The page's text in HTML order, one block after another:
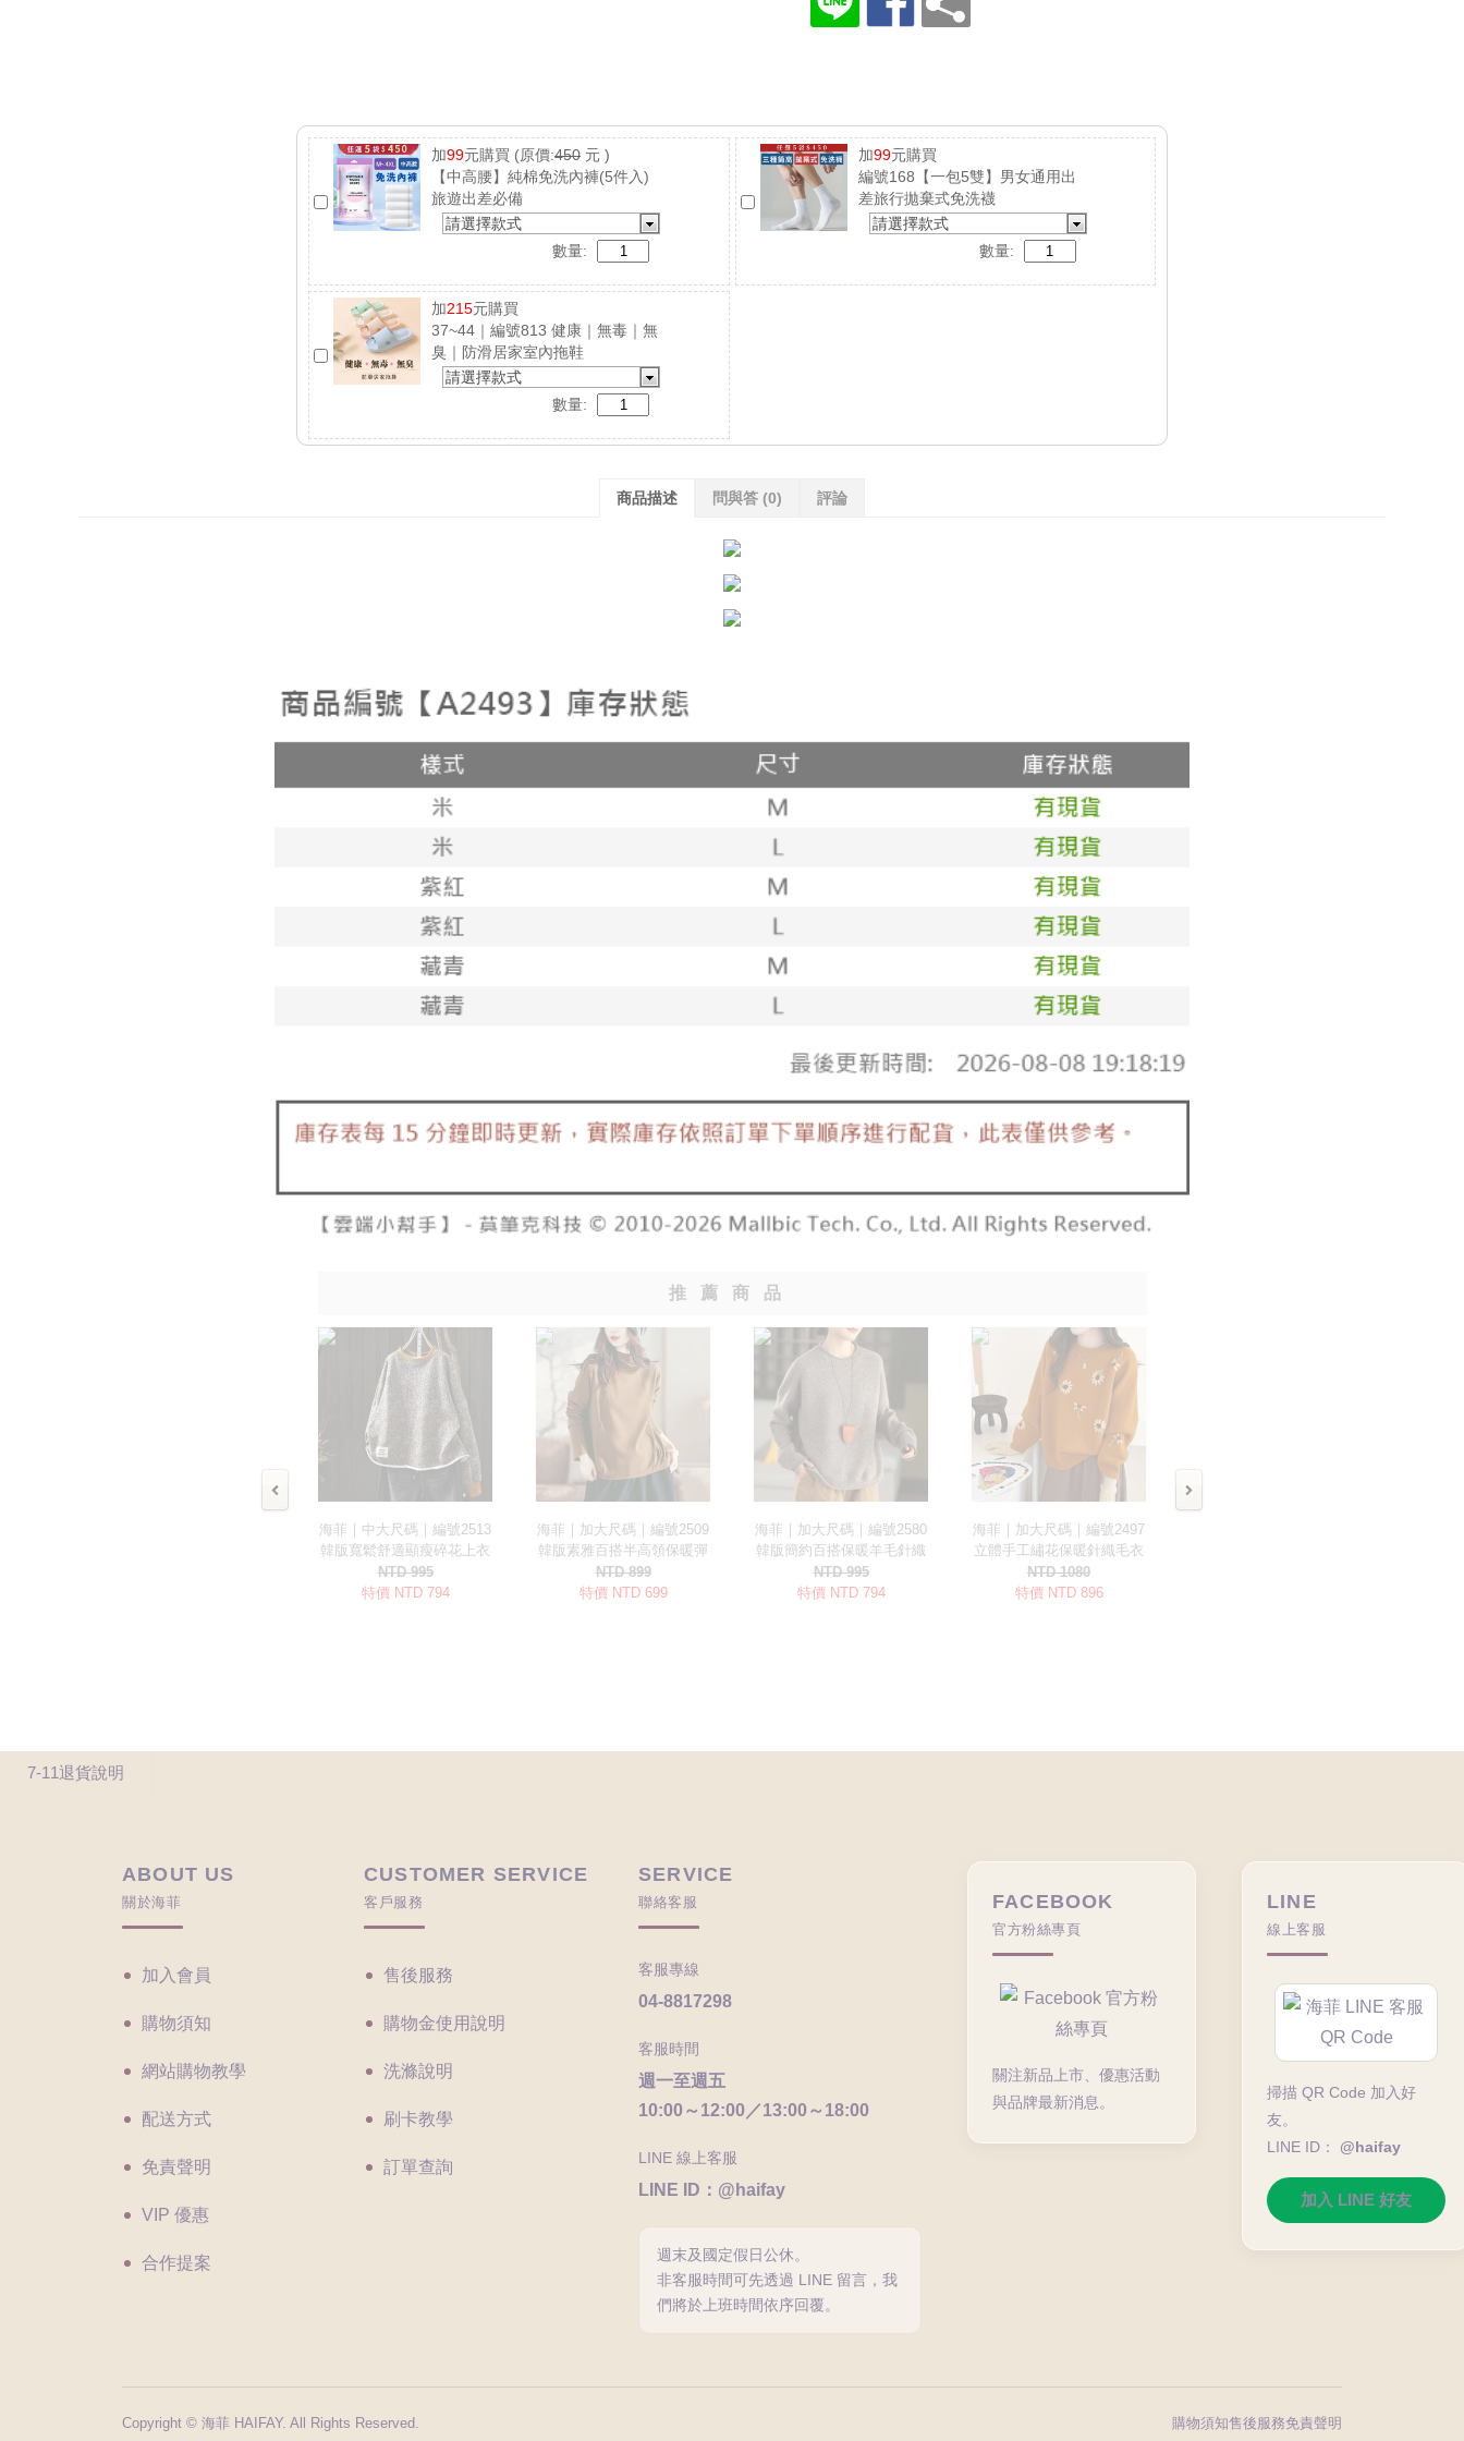
加99元購買 (原價:450 元 )
【中高腰】純棉免洗內褲(5件入)
旅遊出差必備
請選擇款式
數量:
加99元購買
編號168【一包5雙】男女通用出
差旅行拋棄式免洗襪
請選擇款式
數量:
加215元購買
37~44｜編號813 健康｜無毒｜無
臭｜防滑居家室內拖鞋
請選擇款式
數量:
商品描述 問與答 (0) 評論
7-11退貨說明
ABOUT US
關於海菲
加入會員
購物須知
網站購物教學
配送方式
免責聲明
VIP 優惠
合作提案
CUSTOMER SERVICE
客戶服務
售後服務
購物金使用說明
洗滌說明
刷卡教學
訂單查詢
SERVICE
聯絡客服
客服專線
04-8817298
客服時間
週一至週五
10:00～12:00／13:00～18:00
LINE 線上客服
LINE ID：@haifay
週末及國定假日公休。
非客服時間可先透過 LINE 留言，我
們將於上班時間依序回覆。
FACEBOOK
官方粉絲專頁
關注新品上市、優惠活動
與品牌最新消息。
LINE
線上客服
掃描 QR Code 加入好
友。
LINE ID： @haifay
加入 LINE 好友
Copyright © 海菲 HAIFAY. All Rights Reserved. 購物須知售後服務免責聲明